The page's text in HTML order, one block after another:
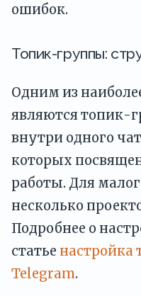
ошибок.
Топик-группы:
Одним из
являются топик-
внутри одного
которых
работы. Для
несколько
Подробнее о
статье настройка
Telegram.